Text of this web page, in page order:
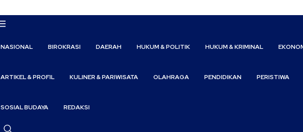
NASIONAL BIROKRASI DAERAH HUKUM & POLITIK HUKUM & KRIMINAL
ARTIKEL & PROFIL KULINER & PARIWISATA OLAHRAGA PENDIDIKAN PERISTIWA
SOSIAL BUDAYA REDAKSI